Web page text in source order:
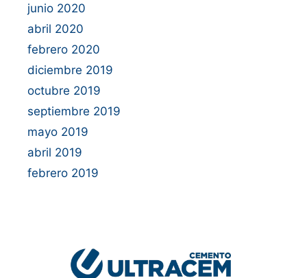
junio 2020
abril 2020
febrero 2020
diciembre 2019
octubre 2019
septiembre 2019
mayo 2019
abril 2019
febrero 2019